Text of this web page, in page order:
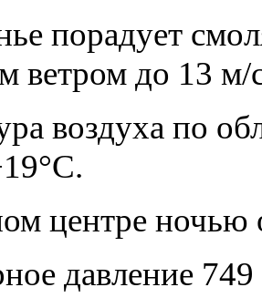
порадует
ветром до 13 м/
воздуха по
центре ночью
давление 749